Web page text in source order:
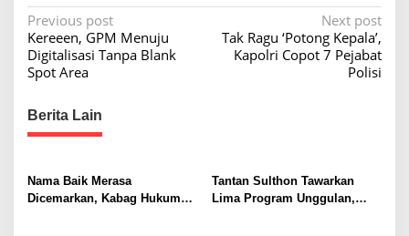
g
r
P
o
s
n
v
i
Previous post
Kereeen, GPM Menuju
Digitalisasi Tanpa Blank
Spot Area
Next post
Tak Ragu ‘Potong Kepala’,
Kapolri Copot 7 Pejabat
Polisi
Berita Lain
Nama Baik Merasa
Dicemarkan, Kabag Hukum
Tantan Sulthon Tawarkan
Lima Program Unggulan,